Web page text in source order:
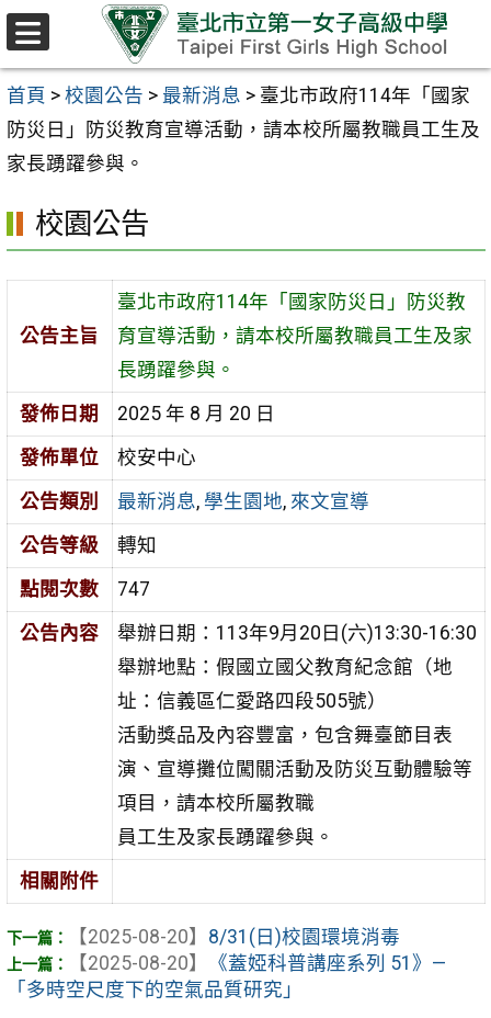
跳至主要內容區
首頁 > 校園公告 > 最新消息 > 臺北市政府114年「國家
防災日」防災教育宣導活動，請本校所屬教職員工生及
家長踴躍參與。
校園公告
公告主旨
臺北市政府114年「國家防災日」防災教
育宣導活動，請本校所屬教職員工生及家
長踴躍參與。
發佈日期
2025 年 8 月 20 日
發佈單位
校安中心
公告類別
最新消息, 學生園地, 來文宣導
公告等級
轉知
點閱次數
747
公告內容
舉辦日期：113年9月20日(六)13:30-16:30
舉辦地點：假國立國父教育紀念館（地
址：信義區仁愛路四段505號）
活動獎品及內容豐富，包含舞臺節目表
演、宣導攤位闖關活動及防災互動體驗等
項目，請本校所屬教職
員工生及家長踴躍參與。
相關附件
【2025-08-20】 8/31(日)校園環境消毒
【2025-08-20】
《蓋婭科普講座系列 51》—
「多時空尺度下的空氣品質研究」
選
單